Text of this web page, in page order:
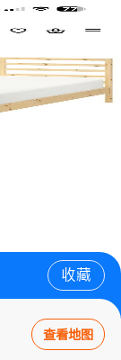
收藏
查看地图